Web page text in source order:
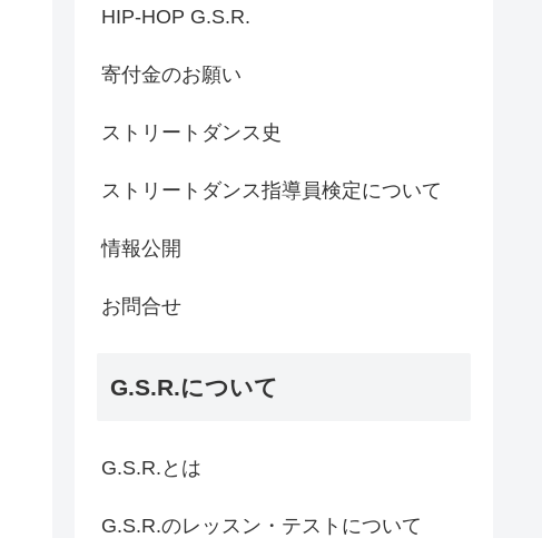
HIP-HOP G.S.R.
寄付金のお願い
ストリートダンス史
ストリートダンス指導員検定について
情報公開
お問合せ
G.S.R.について
G.S.R.とは
G.S.R.のレッスン・テストについて